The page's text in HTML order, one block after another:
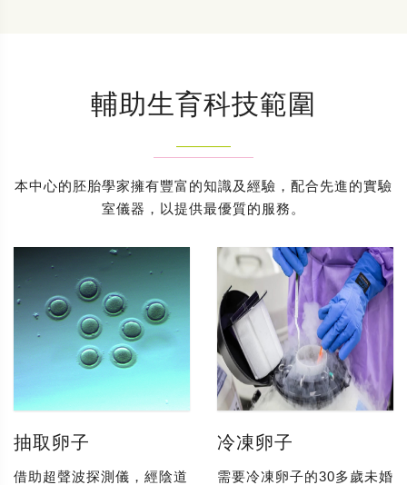
輔助生育科技範圍
本中心的胚胎學家擁有豐富的知識及經驗，配合先進的實驗
室儀器，以提供最優質的服務。
抽取卵子
借助超聲波探測儀，經陰道
冷凍卵子
需要冷凍卵子的30多歲未婚